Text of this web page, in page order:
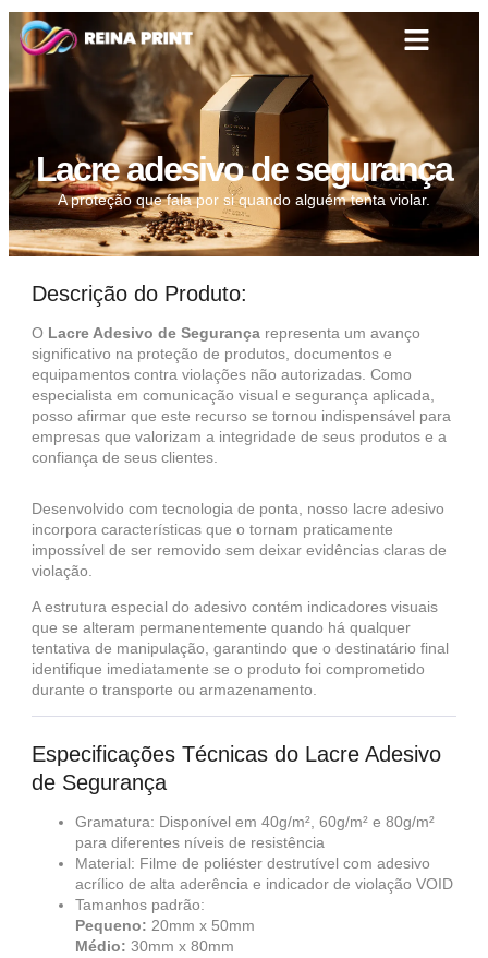
Lacre adesivo de segurança
A proteção que fala por si quando alguém tenta violar.
Descrição do Produto:
O Lacre Adesivo de Segurança representa um avanço
significativo na proteção de produtos, documentos e
equipamentos contra violações não autorizadas. Como
especialista em comunicação visual e segurança aplicada,
posso afirmar que este recurso se tornou indispensável para
empresas que valorizam a integridade de seus produtos e a
confiança de seus clientes.
Desenvolvido com tecnologia de ponta, nosso lacre adesivo
incorpora características que o tornam praticamente
impossível de ser removido sem deixar evidências claras de
violação.
A estrutura especial do adesivo contém indicadores visuais
que se alteram permanentemente quando há qualquer
tentativa de manipulação, garantindo que o destinatário final
identifique imediatamente se o produto foi comprometido
durante o transporte ou armazenamento.
Especificações Técnicas do Lacre Adesivo
de Segurança
Gramatura: Disponível em 40g/m², 60g/m² e 80g/m²
para diferentes níveis de resistência
Material: Filme de poliéster destrutível com adesivo
acrílico de alta aderência e indicador de violação VOID
Tamanhos padrão:
Pequeno: 20mm x 50mm
Médio: 30mm x 80mm